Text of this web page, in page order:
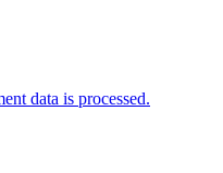
data is processed.